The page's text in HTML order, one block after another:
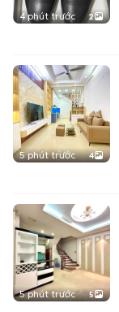
4 phút trước 2
5 phút trước 4
5 phút trước 5